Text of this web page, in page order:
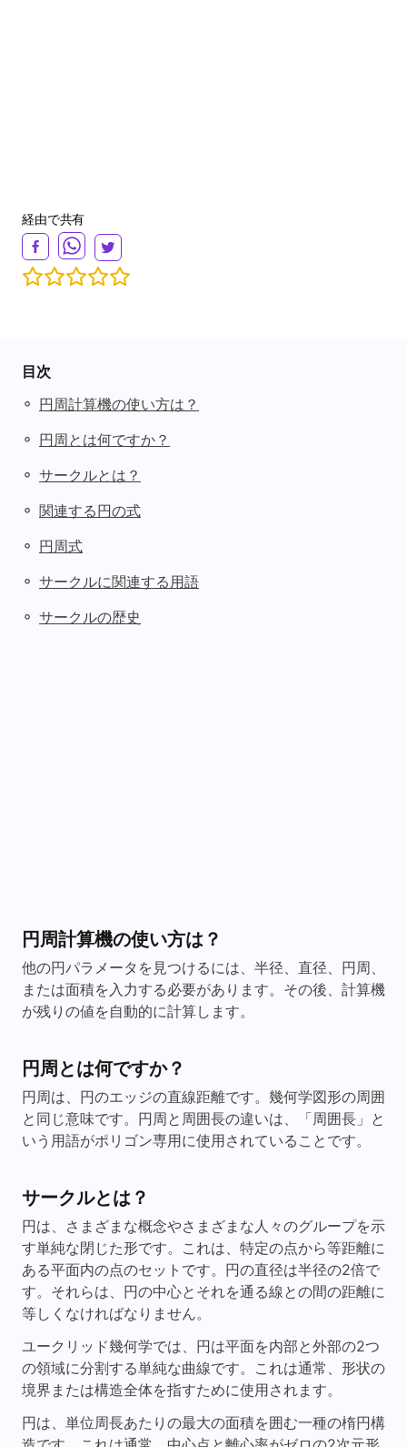
経由で共有
目次
◦ 円周計算機の使い方は？
◦ 円周とは何ですか？
◦ サークルとは？
◦ 関連する円の式
◦ 円周式
◦ サークルに関連する用語
◦ サークルの歴史
円周計算機の使い方は？
他の円パラメータを見つけるには、半径、直径、円周、
または面積を入力する必要があります。その後、計算機
が残りの値を自動的に計算します。
円周とは何ですか？
円周は、円のエッジの直線距離です。幾何学図形の周囲
と同じ意味です。円周と周囲長の違いは、「周囲長」と
いう用語がポリゴン専用に使用されていることです。
サークルとは？
円は、さまざまな概念やさまざまな人々のグループを示
す単純な閉じた形です。これは、特定の点から等距離に
ある平面内の点のセットです。円の直径は半径の2倍で
す。それらは、円の中心とそれを通る線との間の距離に
等しくなければなりません。
ユークリッド幾何学では、円は平面を内部と外部の2つ
の領域に分割する単純な曲線です。これは通常、形状の
境界または構造全体を指すために使用されます。
円は、単位周長あたりの最大の面積を囲む一種の楕円構